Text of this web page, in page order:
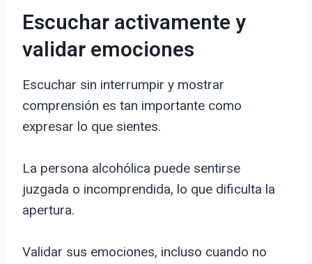
Escuchar activamente y
validar emociones
Escuchar sin interrumpir y mostrar
comprensión es tan importante como
expresar lo que sientes.
La persona alcohólica puede sentirse
juzgada o incomprendida, lo que dificulta la
apertura.
Validar sus emociones, incluso cuando no